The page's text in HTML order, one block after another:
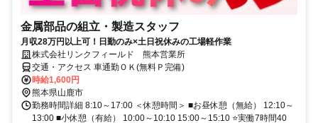
金属部品の組立・製造スタッフ
月収28万円以上可！日勤のみ×土日祝休みの工場軽作業
株式会社リンクフィールド 熊本営業所
交通・アクセス 車通勤ＯＫ(無料Ｐ完備)
時給1,600円
熊本県山鹿市
勤務時間詳細 8:10～17:00 ＜休憩時間＞ ■お昼休憩（無給） 12:10～
13:00 ■小休憩（有給） 10:00～10:10 15:00～15:10 ⭐実働7時間40